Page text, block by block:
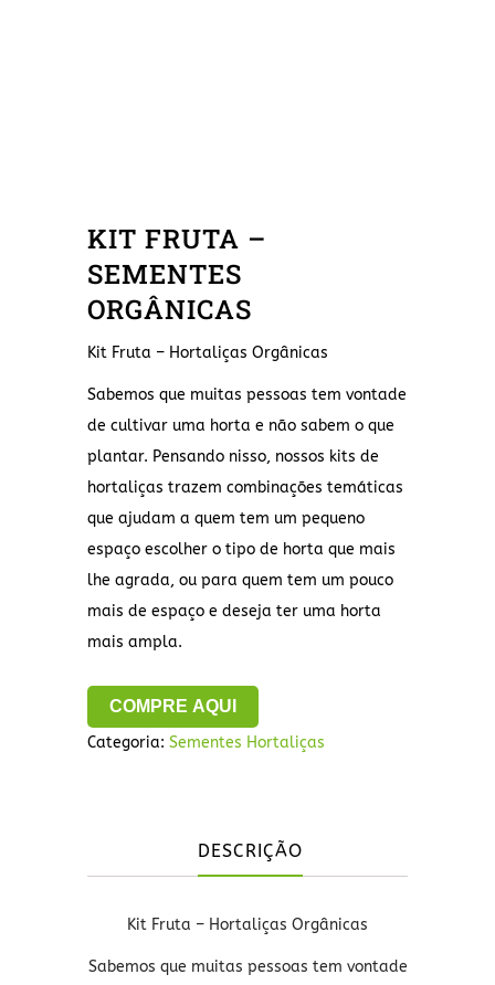
KIT FRUTA –
SEMENTES
ORGÂNICAS
Kit Fruta – Hortaliças Orgânicas
Sabemos que muitas pessoas tem vontade
de cultivar uma horta e não sabem o que
plantar. Pensando nisso, nossos kits de
hortaliças trazem combinações temáticas
que ajudam a quem tem um pequeno
espaço escolher o tipo de horta que mais
lhe agrada, ou para quem tem um pouco
mais de espaço e deseja ter uma horta
mais ampla.
COMPRE AQUI
Categoria: Sementes Hortaliças
DESCRIÇÃO
Kit Fruta – Hortaliças Orgânicas
Sabemos que muitas pessoas tem vontade